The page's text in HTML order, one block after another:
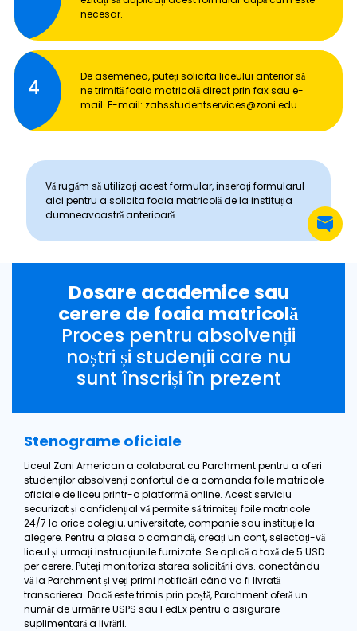
necesar.
4
De asemenea, puteți solicita liceului anterior să
ne trimită foaia matricolă direct prin fax sau e-
mail. E-mail: zahsstudentservices@zoni.edu
Vă rugăm să utilizați acest formular, inserați formularul
aici pentru a solicita foaia matricolă de la instituția
dumneavoastră anterioară.
Dosare academice sau
cerere de foaia matricolă
Proces pentru absolvenții
noștri și studenții care nu
sunt înscriși în prezent
Stenograme oficiale
Liceul Zoni American a colaborat cu Parchment pentru a oferi
studenților absolvenți confortul de a comanda foile matricole
oficiale de liceu printr-o platformă online. Acest serviciu
securizat și confidențial vă permite să trimiteți foile matricole
24/7 la orice colegiu, universitate, companie sau instituție la
alegere. Pentru a plasa o comandă, creați un cont, selectați-vă
liceul și urmați instrucțiunile furnizate. Se aplică o taxă de 5 USD
per cerere. Puteți monitoriza starea solicitării dvs. conectându-
vă la Parchment și veți primi notificări când va fi livrată
transcrierea. Dacă este trimis prin poștă, Parchment oferă un
număr de urmărire USPS sau FedEx pentru o asigurare
suplimentară a livrării.